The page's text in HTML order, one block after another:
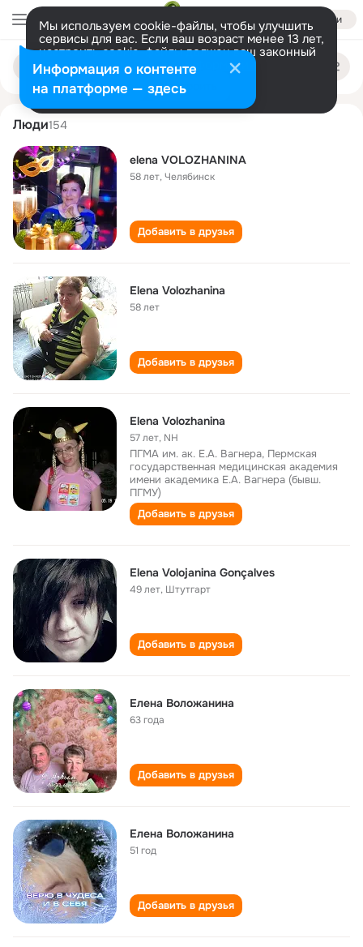
Войти
Мы используем cookie-файлы, чтобы улучшить
сервисы для вас. Если ваш возраст менее 13 лет,
настроить cookie-файлы должен ваш законный
представитель. Больше информации
Разрешить все Настроить
Поиск
людям
elena volozhanina
Люди154
elena VOLOZHANINA
58 лет,Челябинск
Добавить в друзья
Elena Volozhanina
58 лет
Добавить в друзья
Elena Volozhanina
57 лет, NH
ПГМА им. ак. Е.А. Вагнера, Пермская
государственная медицинская академия
имени академика Е.А. Вагнера (бывш.
ПГМУ)
Добавить в друзья
Elena Volojanina Gonçalves
49 лет, Штутгарт
Добавить в друзья
Елена Воложанина
63 года
Добавить в друзья
Елена Воложанина
51 год
Добавить в друзья
Информация о контенте
на платформе — здесь